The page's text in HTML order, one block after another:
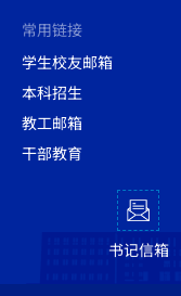
常用链接
学生校友邮箱
本科招生
教工邮箱
干部教育
书记信箱